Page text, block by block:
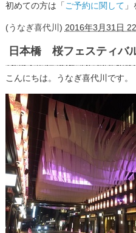
初めての方は「ご予約に関して
(うなぎ喜代川 ) 2016年3月31日
日本橋 桜フェスティバ
こんにちは。うなぎ喜代川です。